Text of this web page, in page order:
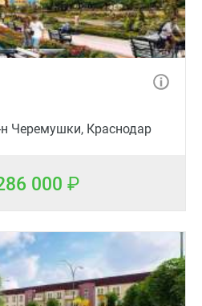
Черемушки, Краснодар
000